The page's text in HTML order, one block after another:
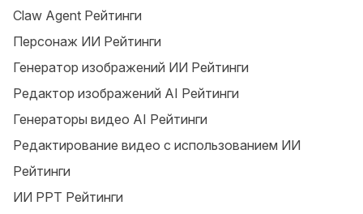
Claw Agent Рейтинги
Персонаж ИИ Рейтинги
Генератор изображений ИИ Рейтинги
Редактор изображений AI Рейтинги
Генераторы видео AI Рейтинги
Редактирование видео с использованием ИИ
Рейтинги
ИИ PPT Рейтинги